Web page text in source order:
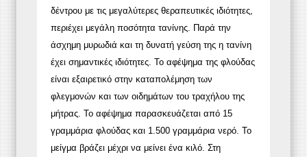
δέντρου με τις μεγαλύτερες θεραπευτικές ιδιότητες,
περιέχει μεγάλη ποσότητα τανίνης. Παρά την
άσχημη μυρωδιά και τη δυνατή γεύση της η τανίνη
έχει σημαντικές ιδιότητες. Το αφέψημα της φλούδας
είναι εξαιρετικό στην καταπολέμηση των
φλεγμονών και των οιδημάτων του τραχήλου της
μήτρας. Το αφέψημα παρασκευάζεται από 15
γραμμάρια φλούδας και 1.500 γραμμάρια νερό. Το
μείγμα βράζει μέχρι να μείνει ένα κιλό. Στη